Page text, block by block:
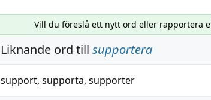
Vill du föreslå ett nytt ord eller rapportera
Liknande ord till supportera
support, supporta, supporter